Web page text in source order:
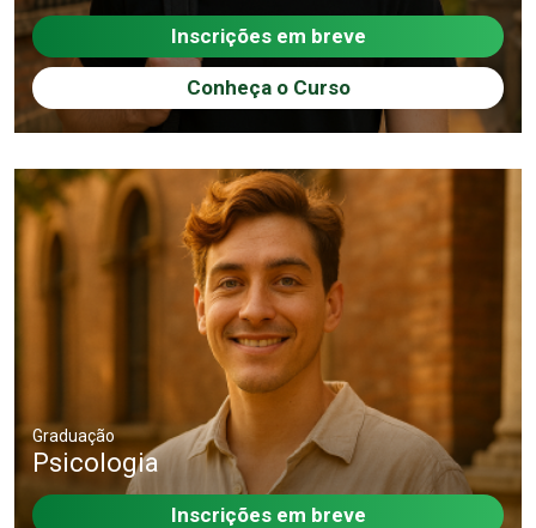
Inscrições em breve
Conheça o Curso
Graduação
Psicologia
Inscrições em breve